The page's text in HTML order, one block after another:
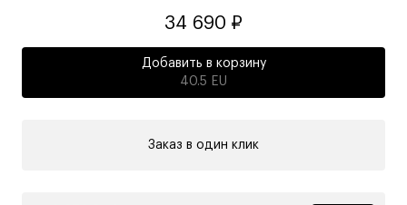
34 690 ₽
Добавить в корзину
40.5 EU
Заказ в один клик